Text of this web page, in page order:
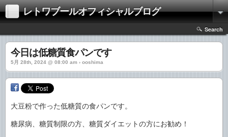
レトワブールオフィシャルブログ
Search
今日は低糖質食パンです
5月 28th, 2024 @ 08:00 am › ooshima
大豆粉で作った低糖質の食パンです。
糖尿病、糖質制限の方、糖質ダイエットの方にお勧め！